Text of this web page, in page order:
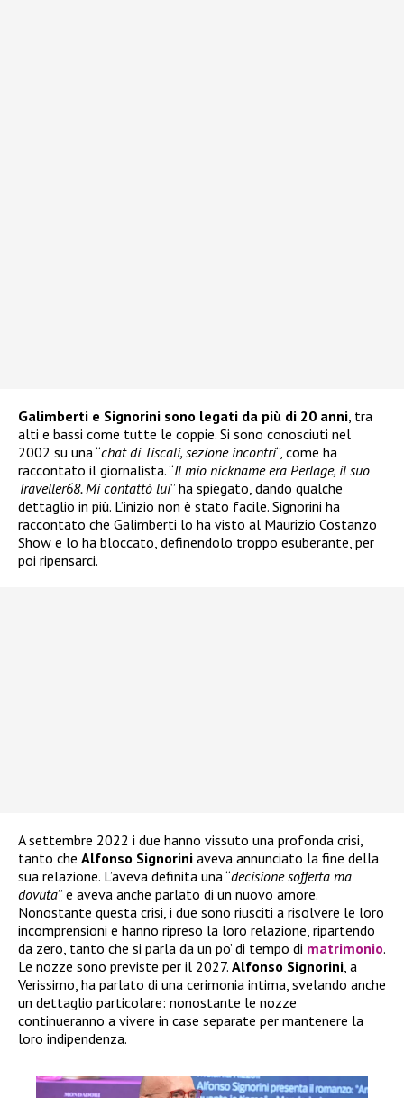
Galimberti e Signorini sono legati da più di 20 anni , tra
alti e bassi come tutte le coppie. Si sono conosciuti nel
2002 su una “chat di Tiscali, sezione incontri“, come ha
raccontato il giornalista. “Il mio nickname era Perlage, il suo
Traveller68. Mi contattò lui” ha spiegato, dando qualche
dettaglio in più. L’inizio non è stato facile. Signorini ha
raccontato che Galimberti lo ha visto al Maurizio Costanzo
Show e lo ha bloccato, definendolo troppo esuberante, per
poi ripensarci.
A settembre 2022 i due hanno vissuto una profonda crisi,
tanto che Alfonso Signorini aveva annunciato la fine della
sua relazione. L’aveva definita una “decisione sofferta ma
dovuta” e aveva anche parlato di un nuovo amore.
Nonostante questa crisi, i due sono riusciti a risolvere le loro
incomprensioni e hanno ripreso la loro relazione, ripartendo
da zero, tanto che si parla da un po’ di tempo di matrimonio.
Le nozze sono previste per il 2027. Alfonso Signorini , a
Verissimo, ha parlato di una cerimonia intima, svelando anche
un dettaglio particolare: nonostante le nozze
continueranno a vivere in case separate per mantenere la
loro indipendenza.